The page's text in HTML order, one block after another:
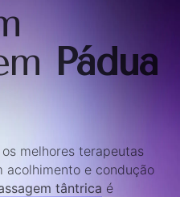
Pádua
melhores terapeutas
e condução
tântrica é